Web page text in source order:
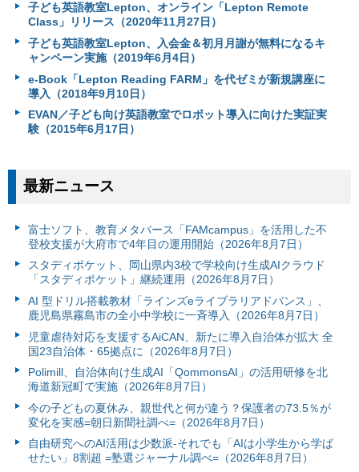
子ども英語教室Lepton、オンライン「Lepton Remote
Class」リリース（2020年11月27日）
子ども英語教室Lepton、入会金＆初月月謝が無料になるキ
ャンペーン実施（2019年6月4日）
e-Book「Lepton Reading FARM」を代ゼミが新規講座に
導入（2018年9月10日）
EVAN／子ども向け英語教室でロボット導入に向けた実証実
験（2015年6月17日）
最新ニュース
富⼠ソフト、教育メタバース「FAMcampus」を活用した不
登校支援が大府市で4年目の運用開始（2026年8月7日）
スタディポケット、岡山県内3校で学校向け生成AIクラウド
「スタディポケット」継続運用（2026年8月7日）
AI 型ドリル搭載教材「ラインズeライブラリアドバンス」、
鹿児島県霧島市の全小中学校に一斉導入（2026年8月7日）
児童虐待対応を支援するAiCAN、新たに導入自治体が拡大 全
国23自治体・65拠点に（2026年8月7日）
Polimill、自治体向け生成AI「QommonsAI」の活用研修を北
海道新冠町で実施（2026年8月7日）
今の子どもの夏休み、親世代と何が違う？保護者の73.5％が
変化を実感=朝日新聞社調べ=（2026年8月7日）
自由研究へのAI活用は少数派-それでも「AIは小学生から学ば
せたい」8割超 =塾選ジャーナル調べ=（2026年8月7日）